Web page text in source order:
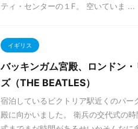
ティ・センターの１F。 空いていま ...
イギリス
バッキンガム宮殿、ロンドン
ズ（THE BEATLES）
宿泊しているビクトリア駅近くのパ
殿に向かいました。 衛兵の交代式の